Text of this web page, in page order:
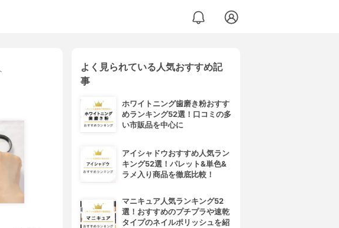
よく見られている人気おすすめ記
事
ホワイトニング歯磨き粉おすす
めランキング52選！口コミの多
い市販品を中心に
アイシャドウおすすめ人気ラン
キング52選！パレット&単色&
ラメ入り商品を徹底比較！
マニキュア人気ランキング52
選！おすすめのプチプラや速乾
タイプのネイルポリッシュを紹